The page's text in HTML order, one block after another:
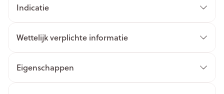
Indicatie
Wettelijk verplichte informatie
Eigenschappen